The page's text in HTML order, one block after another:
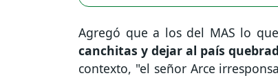
Agregó que a los del MAS lo
canchitas y dejar al país
contexto, "el señor Arce